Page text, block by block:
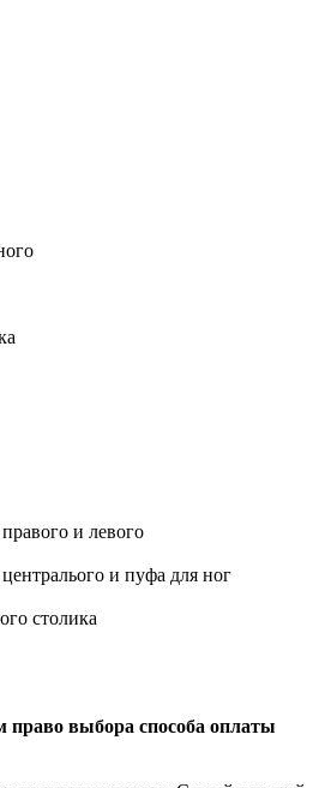
и левого
и пуфа для ног
столика
выбора способа оплаты